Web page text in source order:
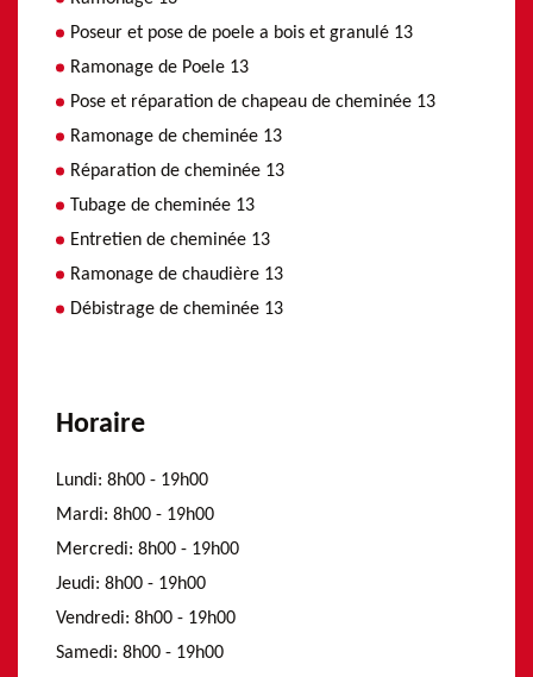
Poseur et pose de poele a bois et granulé 13
Ramonage de Poele 13
Pose et réparation de chapeau de cheminée 13
Ramonage de cheminée 13
Réparation de cheminée 13
Tubage de cheminée 13
Entretien de cheminée 13
Ramonage de chaudière 13
Débistrage de cheminée 13
Horaire
Lundi: 8h00 - 19h00
Mardi: 8h00 - 19h00
Mercredi: 8h00 - 19h00
Jeudi: 8h00 - 19h00
Vendredi: 8h00 - 19h00
Samedi: 8h00 - 19h00